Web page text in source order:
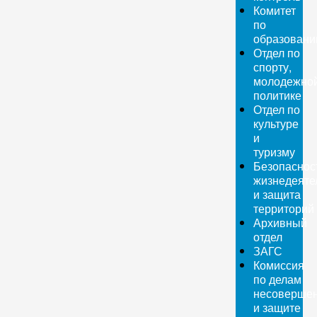
Комитет
по
Отдел по
спорту,
политике
Отдел по
культуре
и
туризму
и защита
территорий
Архивный
отдел
ЗАГС
Комиссия
по делам
и защите